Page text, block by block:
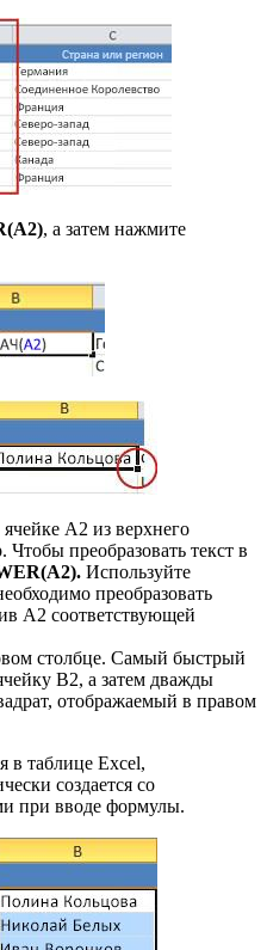
, а затем нажмите
A2 из верхнего
преобразовать текст в
Используйте
преобразовать
A2 соответствующей
столбце. Самый быстрый
B2, а затем дважды
отображаемый в правом
в таблице Excel,
создается со
при вводе формулы.